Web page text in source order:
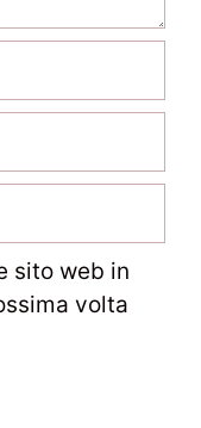
sito web in
volta